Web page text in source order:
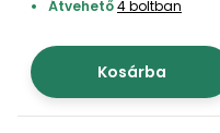
Átvehető4 boltban
Kosárba